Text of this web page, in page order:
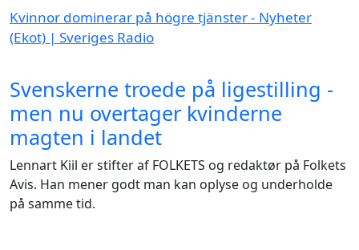
Kvinnor dominerar på högre tjänster - Nyheter
(Ekot) | Sveriges Radio
Svenskerne troede på ligestilling -
men nu overtager kvinderne
magten i landet
Lennart Kiil er stifter af FOLKETS og redaktør på Folkets
Avis. Han mener godt man kan oplyse og underholde
på samme tid.